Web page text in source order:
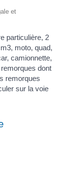
et
particulière, 2
3, moto, quad,
camionnette,
dont
remorques
sur la voie